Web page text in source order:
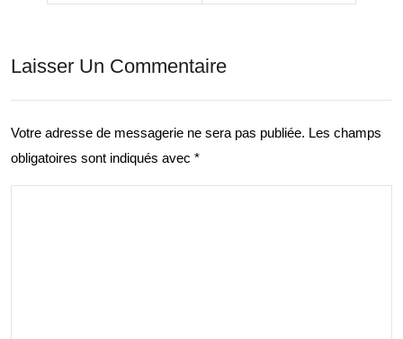
c:
Des
tina
tion
Laisser Un Commentaire
Votre adresse de messagerie ne sera pas publiée. Les champs
obligatoires sont indiqués avec *